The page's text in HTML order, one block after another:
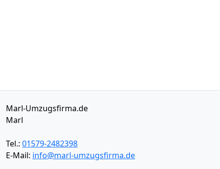
Marl-Umzugsfirma.de
Marl
Tel.: 01579-2482398
E-Mail: info@marl-umzugsfirma.de